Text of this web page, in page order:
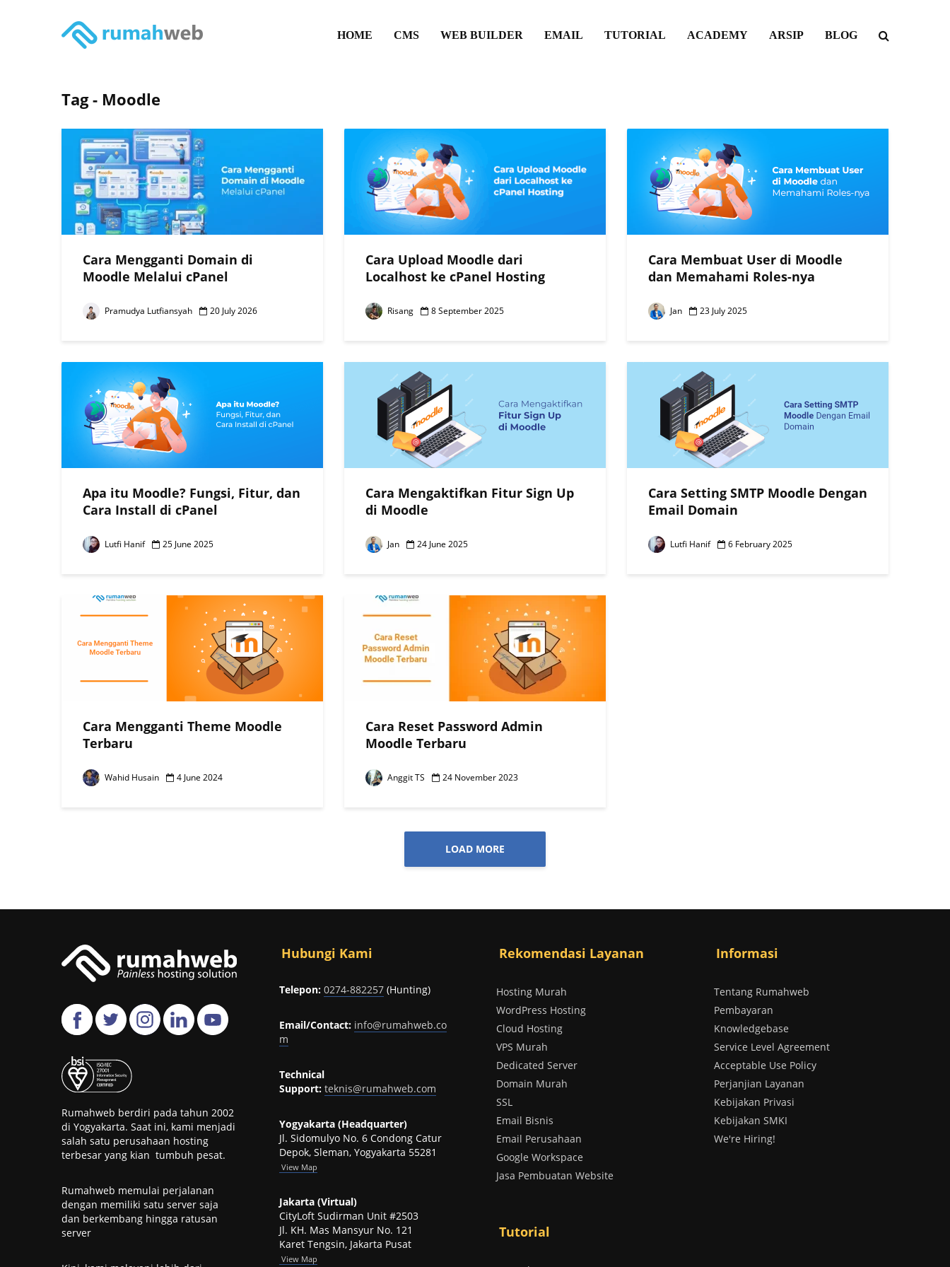
HOME CMS WEB BUILDER EMAIL TUTORIAL ACADEMY ARSIP BLOG
Tag - Moodle
Cara Mengganti Domain di
Moodle Melalui cPanel
Pramudya Lutfiansyah 20 July 2026
Cara Upload Moodle dari
Localhost ke cPanel Hosting
Risang 8 September 2025
Cara Membuat User di Moodle
dan Memahami Roles-nya
Jan 23 July 2025
Apa itu Moodle? Fungsi, Fitur, dan
Cara Install di cPanel
Lutfi Hanif 25 June 2025
Cara Mengaktifkan Fitur Sign Up
di Moodle
Jan 24 June 2025
Cara Setting SMTP Moodle Dengan
Email Domain
Lutfi Hanif 6 February 2025
Cara Mengganti Theme Moodle
Terbaru
Wahid Husain 4 June 2024
Cara Reset Password Admin
Moodle Terbaru
Anggit TS 24 November 2023
LOAD MORE
Rumahweb berdiri pada tahun 2002
di Yogyakarta. Saat ini, kami menjadi
salah satu perusahaan hosting
terbesar yang kian tumbuh pesat.
Rumahweb memulai perjalanan
dengan memiliki satu server saja
dan berkembang hingga ratusan
server
Hubungi Kami
Telepon: 0274-882257(Hunting)
Email/Contact: info@rumahweb.co
m
Technical
Support: teknis@rumahweb.com
Yogyakarta (Headquarter)
Jl. Sidomulyo No. 6 Condong Catur
Depok, Sleman, Yogyakarta 55281
View Map
Jakarta (Virtual)
CityLoft Sudirman Unit #2503
Jl. KH. Mas Mansyur No. 121
Karet Tengsin, Jakarta Pusat
View Map
Rekomendasi Layanan
Hosting Murah
WordPress Hosting
Cloud Hosting
VPS Murah
Dedicated Server
Domain Murah
SSL
Email Bisnis
Email Perusahaan
Google Workspace
Jasa Pembuatan Website
Tutorial
Informasi
Tentang Rumahweb
Pembayaran
Knowledgebase
Service Level Agreement
Acceptable Use Policy
Perjanjian Layanan
Kebijakan Privasi
Kebijakan SMKI
We're Hiring!